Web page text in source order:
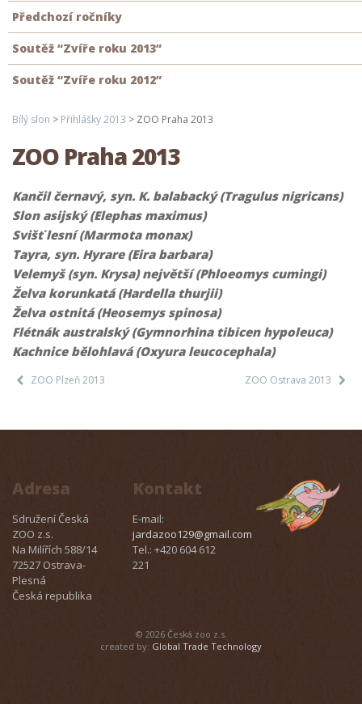
Předchozí ročníky
Soutěž “Zvíře roku 2013”
Soutěž “Zvíře roku 2012”
Bílý slon > Přihlášky 2013 > ZOO Praha 2013
ZOO Praha 2013
Kančil černavý, syn. K. balabacký (Tragulus nigricans)
Slon asijský (Elephas maximus)
Svišť lesní(Marmota monax)
Tayra, syn. Hyrare (Eira barbara)
Velemyš (syn. Krysa) největší (Phloeomys cumingi)
Želva korunkatá (Hardella thurjii)
Želva ostnitá (Heosemys spinosa)
Flétnák australský (Gymnorhina tibicen hypoleuca)
Kachnice bělohlavá (Oxyura leucocephala)
ZOO Plzeň 2013 ZOO Ostrava 2013
Adresa
Sdružení Česká
ZOO z.s.
Na Milířích 588/14
72527 Ostrava-
Plesná
Česká republika
Kontakt
E-mail:
jardazoo129@gmail.com
Tel.: +420 604 612
221
© 2026 Česká zoo z.s.
created by: Global Trade Technology